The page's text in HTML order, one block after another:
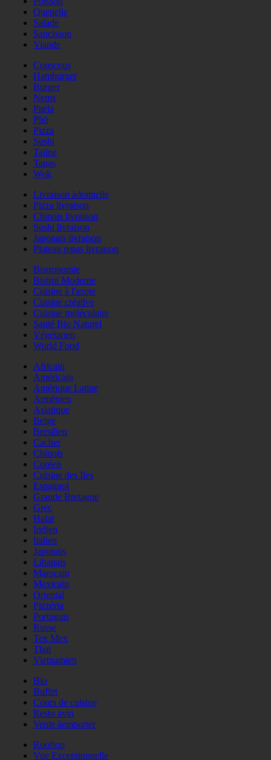
Quenelle
Salade
Saucisson
Viande
Couscous
Hamburger
Burger
Nems
Paëla
Phö
Pizza
Sushi
Tajine
Tapas
Wok
Livraison àdomicile
Pizza livraison
Chinois livraison
Sushi livraison
Japonais livraison
Plateau repas livraison
Bistronomie
Bistrot Moderne
Cuisine à l'azote
Cuisine créative
Cuisine moléculaire
Santé Bio Naturel
Végétarien
World Food
Africain
Américain
Amérique Latine
Arménien
Asiatique
Belge
Brésilien
Cacher
Chinois
Coréen
Cuisine des Iles
Espagnol
Grande Bretagne
Grec
Halal
Indien
Italien
Japonais
Libanais
Marocain
Mexicain
Oriental
Pizzéria
Portugais
Russe
Tex Mex
Thaï
Vietnamien
Bio
Buffet
Cours de cuisine
Resto àvin
Vente àemporter
Rooftop
Vue Exceptionnelle